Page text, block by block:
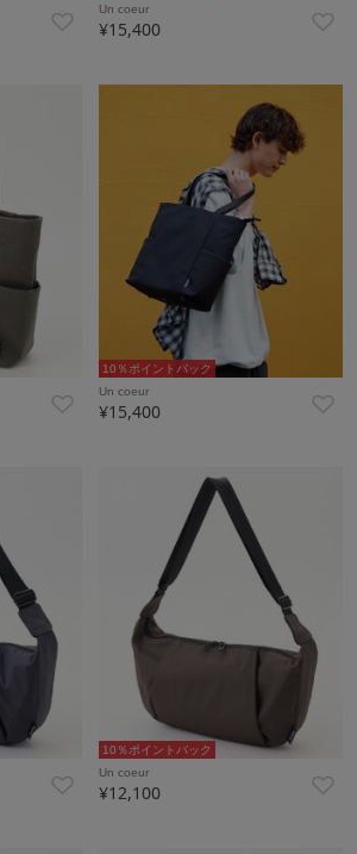
Un coeur
¥15,400
10％ポイントバック
Un coeur
¥15,400
10％ポイントバック
Un coeur
¥12,100